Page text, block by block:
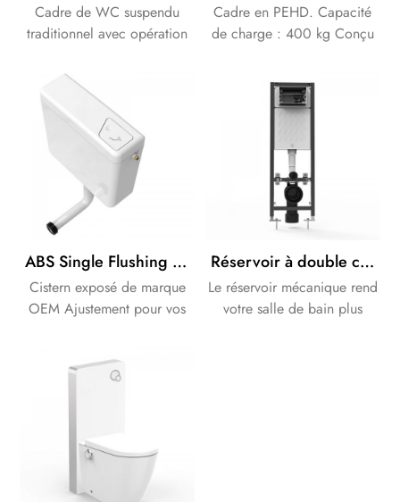
Cadre de WC suspendu
traditionnel avec opération
citerne est de 90 mm.
Cadre en PEHD. Capacité
de charge : 400 kg Conçu
E400 combine l'efficacité
d'un réservoir dissimulé
avec une fonctionnalité de
double chasse conviviale,
offrant une solution
performante et peu
encombrante pour les
ABS Single Flushing Exposed Cistern
Cistern exposé de marque
OEM Ajustement pour vos
Réservoir à double chasse d'eau dissimulé à cadre universel mince et mécanique
Le réservoir mécanique rend
votre salle de bain plus